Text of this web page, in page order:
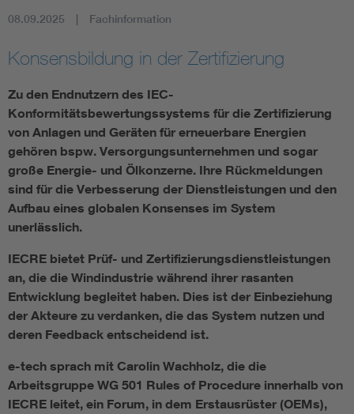
Mobility
Smart Cities
DKE Fachinformationen im Kontext der Normung
Blitzschutz: DIN EN 62305 in der Übersicht
Circular Economy für mehr Ressourceneffizienz
Cybersecurity in der Industrieautomatisierung
DIN VDE 0100 für sichere Elektroinstallationen
08.09.2025 Fachinformation
Konsensbildung in der Zertifizierung
Zu den Endnutzern des IEC-
Konformitätsbewertungssystems für die Zertifizierung
von Anlagen und Geräten für erneuerbare Energien
gehören bspw. Versorgungsunternehmen und sogar
große Energie- und Ölkonzerne. Ihre Rückmeldungen
sind für die Verbesserung der Dienstleistungen und den
Aufbau eines globalen Konsenses im System
unerlässlich.
IECRE bietet Prüf- und Zertifizierungsdienstleistungen
an, die die Windindustrie während ihrer rasanten
Entwicklung begleitet haben. Dies ist der Einbeziehung
der Akteure zu verdanken, die das System nutzen und
deren Feedback entscheidend ist.
e-tech sprach mit Carolin Wachholz, die die
Arbeitsgruppe WG 501 Rules of Procedure innerhalb von
IECRE leitet, ein Forum, in dem Erstausrüster (OEMs),